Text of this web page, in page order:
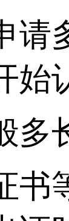
请
始
多
书